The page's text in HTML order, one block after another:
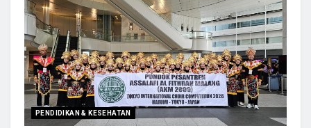
PENDIDIKAN & KESEHATAN